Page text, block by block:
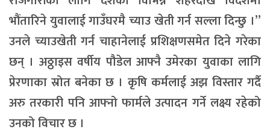
भौंतारिने युवालाई गाउँघरमै च्याउ खेती गर्न सल्ला दिन्छु ।’’
उनले च्याउखेती गर्न चाहानेलाई प्रशिक्षणसमेत दिने गरेका
छन् । अठ्ठाइस वर्षीय पौडेल आफ्नै उमेरका युवाका लागि
प्रेरणाका स्रोत बनेका छ । कृषि कर्मलाई अझ विस्तार गर्दै
अरु तरकारी पनि आफ्नो फार्मले उत्पादन गर्ने लक्ष्य रहेको
उनको विचार छ ।